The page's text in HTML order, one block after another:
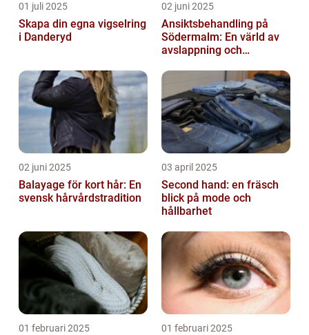
01 juli 2025
Skapa din egna vigselring
i Danderyd
02 juni 2025
Ansiktsbehandling på
Södermalm: En värld av
avslappning och
02 juni 2025
Balayage för kort hår: En
svensk hårvårdstradition
03 april 2025
Second hand: en fräsch
blick på mode och
hållbarhet
01 februari 2025 01 februari 2025